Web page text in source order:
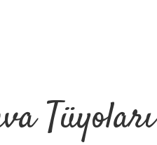
Tüyoları